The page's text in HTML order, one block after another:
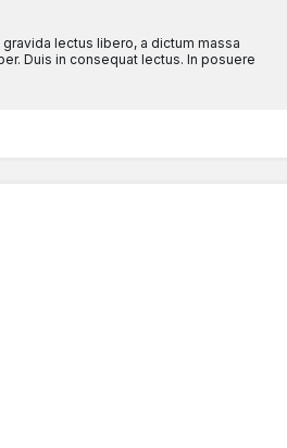
lectus libero, a dictum massa
Duis in consequat lectus. In posuere